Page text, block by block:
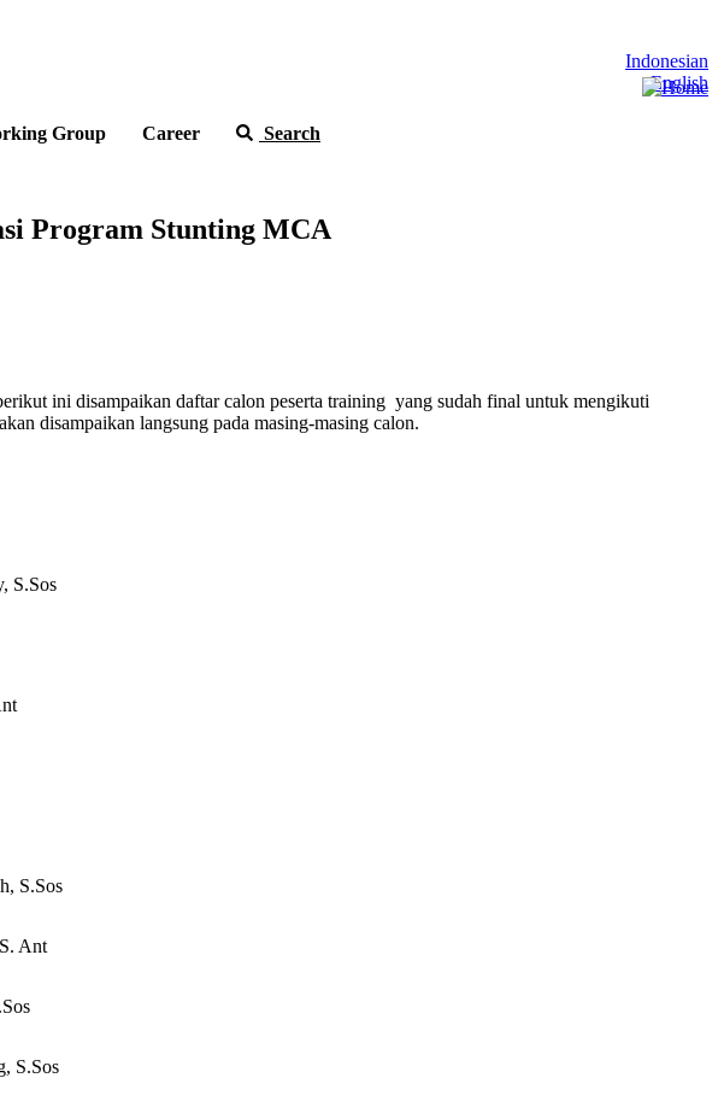
Indonesian
English
Group Career Search
Program Stunting MCA
ini disampaikan daftar calon peserta training yang sudah final untuk mengikuti
disampaikan langsung pada masing-masing calon.
S.Sos
S.Sos
Ant
S.Sos